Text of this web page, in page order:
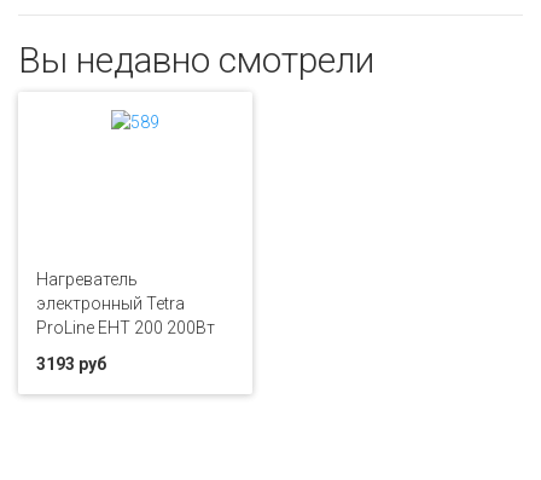
Вы недавно смотрели
Нагреватель
электронный Tetra
ProLine EHT 200 200Вт
3193 руб